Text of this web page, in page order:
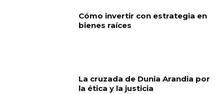
Cómo invertir con estrategia en
bienes raíces
La cruzada de Dunia Arandia por
la ética y la justicia